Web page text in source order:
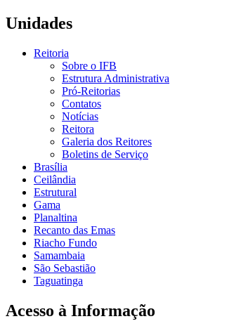
Unidades
Reitoria
Sobre o IFB
Estrutura Administrativa
Pró-Reitorias
Contatos
Notícias
Reitora
Galeria dos Reitores
Boletins de Serviço
Brasília
Ceilândia
Estrutural
Gama
Planaltina
Recanto das Emas
Riacho Fundo
Samambaia
São Sebastião
Taguatinga
Acesso à Informação